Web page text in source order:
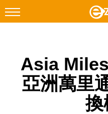
Facebook Instagram
科技焦點
Asia
亞洲萬里
換